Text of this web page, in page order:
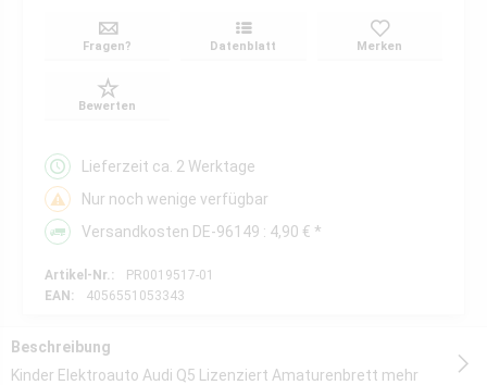
Fragen? Datenblatt Merken
Bewerten
Lieferzeit ca. 2 Werktage
Nur noch wenige verfügbar
Versandkosten DE-96149 : 4,90 € *
Artikel-Nr.:
PR0019517-01
EAN:
4056551053343
Beschreibung
Kinder Elektroauto Audi Q5 Lizenziert Amaturenbrett mehr